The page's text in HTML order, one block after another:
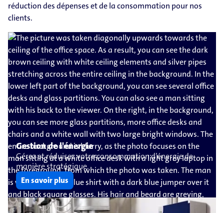
réduction des dépenses et de la consommation pour nos
clients.
Gestion de l'énergie
Gérez et réduisez votre consommation d’énergie de
manière stratégique.
En savoir plus